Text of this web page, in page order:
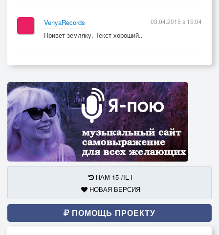
VenyaRecords
Привет земляку. Текст хороший..
03.04.2015 в 15:04
НАМ 15 ЛЕТ
НОВАЯ ВЕРСИЯ
ПОМОЩЬ ПРОЕКТУ